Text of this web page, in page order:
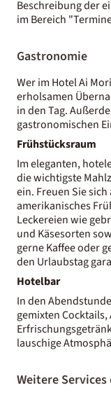
Beschreibung der
im Bereich
Gastronomie
Wer im Hotel Ai
erholsamen
in den Tag.
gastronomischen
Frühstücksraum
Im eleganten,
die wichtigste
ein. Freuen Sie
amerikanisches
Leckereien wie
und Käsesorten
gerne Kaffee oder
den Urlaubstag
Hotelbar
In den
gemixten
lauschige
Weitere